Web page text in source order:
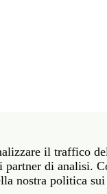
58461 · f 39 06
10011 · t 212
il traffico
di analisi.
nostra politica